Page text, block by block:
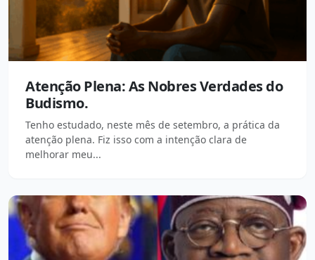
Atenção Plena: As Nobres Verdades do
Budismo.
Tenho estudado, neste mês de setembro, a prática da
atenção plena. Fiz isso com a intenção clara de
melhorar meu...